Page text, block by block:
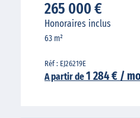
265 000 €
Honoraires inclus
63 m²
Réf : EJ26219E
A partir de1 284 € /